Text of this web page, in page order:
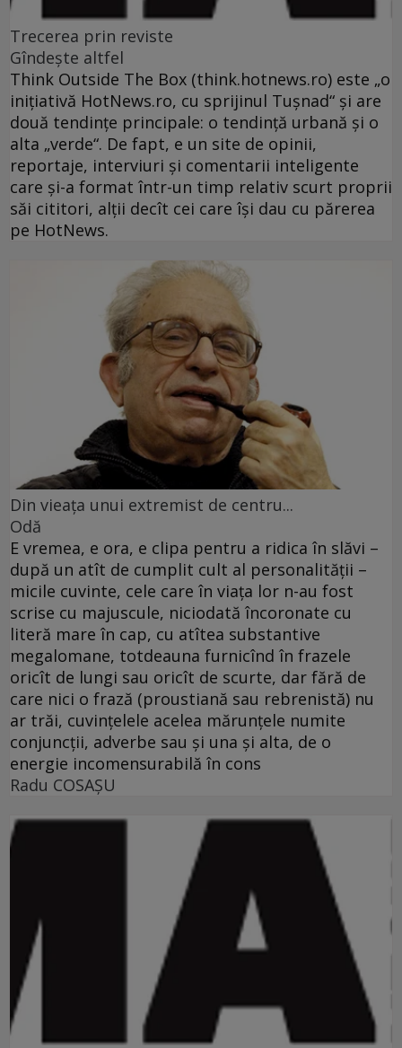
Trecerea prin reviste
Gîndeşte altfel
Think Outside The Box (think.hotnews.ro) este „o
iniţiativă HotNews.ro, cu sprijinul Tuşnad“ şi are
două tendinţe principale: o tendinţă urbană şi o
alta „verde“. De fapt, e un site de opinii,
reportaje, interviuri şi comentarii inteligente
care şi-a format într-un timp relativ scurt proprii
săi cititori, alţii decît cei care îşi dau cu părerea
pe HotNews.
Din vieaţa unui extremist de centru...
Odă
E vremea, e ora, e clipa pentru a ridica în slăvi –
după un atît de cumplit cult al personalităţii –
micile cuvinte, cele care în viaţa lor n-au fost
scrise cu majuscule, niciodată încoronate cu
literă mare în cap, cu atîtea substantive
megalomane, totdeauna furnicînd în frazele
oricît de lungi sau oricît de scurte, dar fără de
care nici o frază (proustiană sau rebrenistă) nu
ar trăi, cuvinţelele acelea mărunţele numite
conjuncţii, adverbe sau şi una şi alta, de o
energie incomensurabilă în cons
Radu COSAŞU